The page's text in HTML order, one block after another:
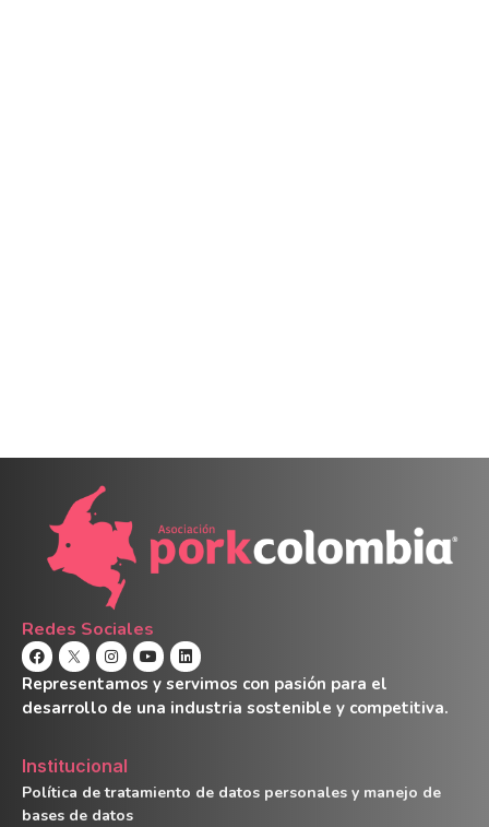
Redes Sociales
Representamos y servimos con pasión para el
desarrollo de una industria sostenible y competitiva.
Institucional
Política de tratamiento de datos personales y manejo de
bases de datos